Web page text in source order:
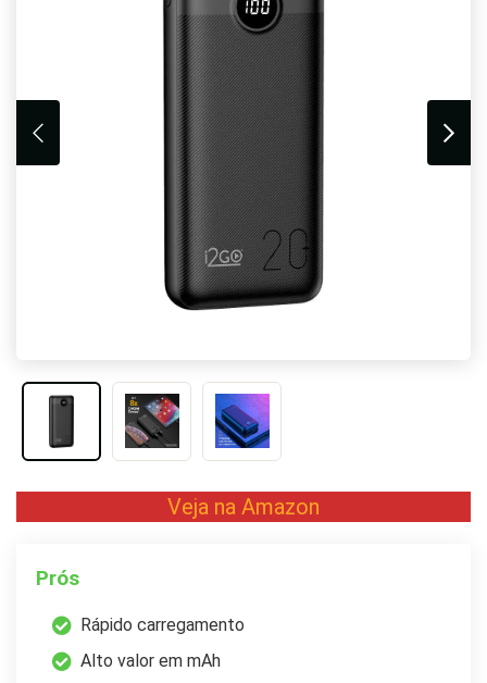
Veja na Amazon
Prós
Rápido carregamento
Alto valor em mAh